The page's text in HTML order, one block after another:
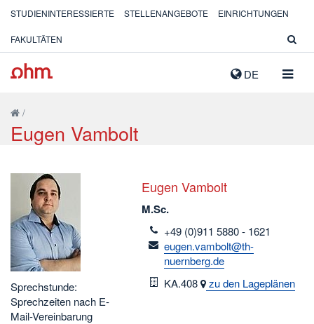
DE
STUDIENINTERESSIERTE STELLENANGEBOTE EINRICHTUNGEN
FAKULTÄTEN
/
Eugen Vambolt
Sprechstunde:
Sprechzeiten nach E-
Mail-Vereinbarung
Eugen Vambolt
M.Sc.
telefon
+49 (0)911 5880 - 1621
email
eugen.vambolt@th-
nuernberg.de
Raum
KA.408 zu den Lageplänen